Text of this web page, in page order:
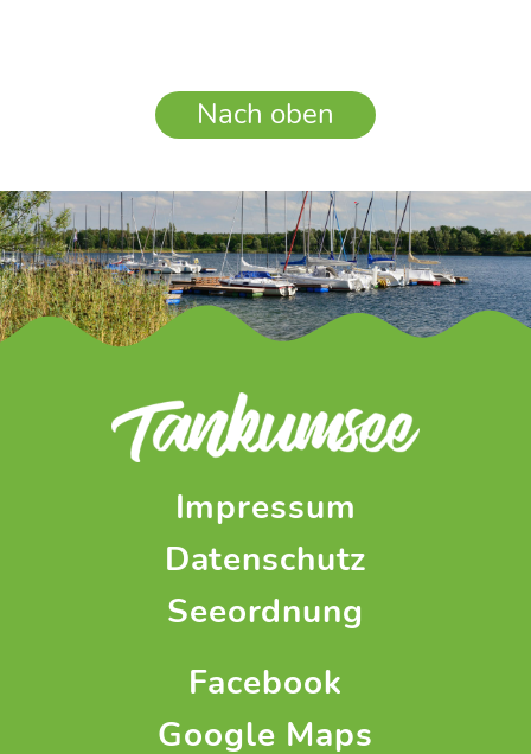
Nach oben
Impressum
Datenschutz
Seeordnung
Facebook
Google Maps